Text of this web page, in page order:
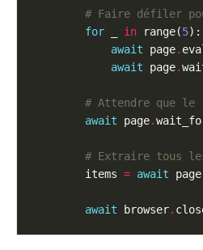
# Faire défiler
for
in range(5
await page.
await page.
# Attendre que
await page.
# Extraire tous
        items
= await page
await browser.